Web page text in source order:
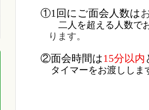
①1回にご面会人数は
二人を超える人数でお
ります。
②面会時間は15分以内
タイマーをお渡ししま
２０